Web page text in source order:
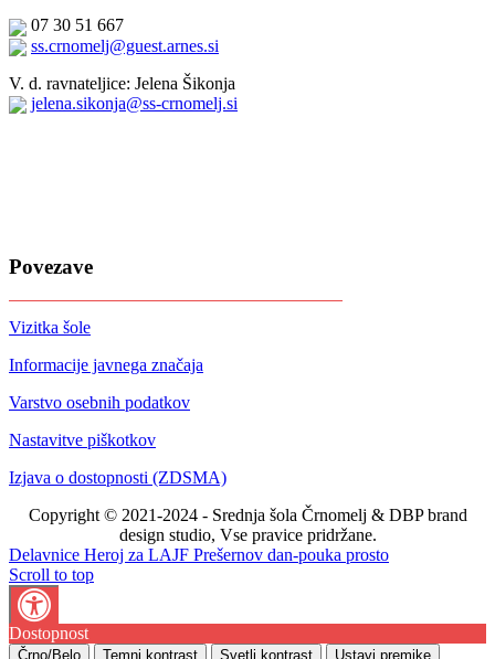
07 30 51 667
ss.crnomelj@guest.arnes.si
V. d. ravnateljice: Jelena Šikonja
jelena.sikonja@ss-crnomelj.si
Povezave
Vizitka šole
Informacije javnega značaja
Varstvo osebnih podatkov
Nastavitve piškotkov
Izjava o dostopnosti (ZDSMA)
Copyright © 2021-2024 - Srednja šola Črnomelj & DBP brand
design studio, Vse pravice pridržane.
Delavnice Heroj za LAJF Prešernov dan-pouka prosto
Scroll to top
Dostopnost
Črno/Belo Temni kontrast Svetli kontrast Ustavi premike